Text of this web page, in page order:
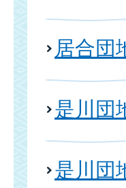
居合団
是川団
是川団